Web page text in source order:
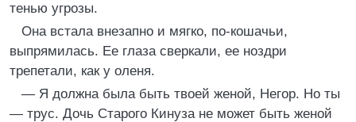
тенью угрозы.
Она встала внезапно и мягко, по-кошачьи,
выпрямилась. Ее глаза сверкали, ее ноздри
трепетали, как у оленя.
— Я должна была быть твоей женой, Негор. Но ты
— трус. Дочь Старого Кинуза не может быть женой